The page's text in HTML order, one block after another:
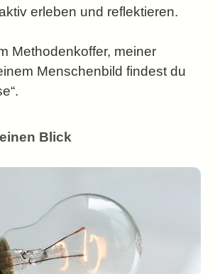
erleben und reflektieren.
Methodenkoffer, meiner
Menschenbild findest du
Blick